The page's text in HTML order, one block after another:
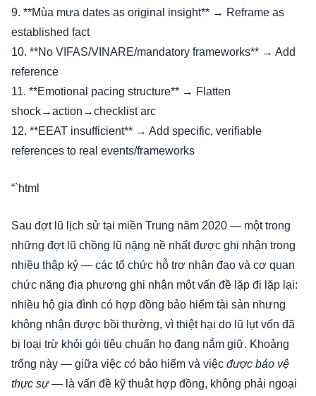
9. **Mùa mưa dates as original insight** → Reframe as
established fact
10. **No VIFAS/VINARE/mandatory frameworks** → Add
reference
11. **Emotional pacing structure** → Flatten
shock→action→checklist arc
12. **EEAT insufficient** → Add specific, verifiable
references to real events/frameworks
“`html
Sau đợt lũ lịch sử tại miền Trung năm 2020 — một trong
những đợt lũ chồng lũ nặng nề nhất được ghi nhận trong
nhiều thập kỷ — các tổ chức hỗ trợ nhân đạo và cơ quan
chức năng địa phương ghi nhận một vấn đề lặp đi lặp lại:
nhiều hộ gia đình có hợp đồng bảo hiểm tài sản nhưng
không nhận được bồi thường, vì thiệt hại do lũ lụt vốn đã
bị loại trừ khỏi gói tiêu chuẩn họ đang nắm giữ. Khoảng
trống này — giữa việc có bảo hiểm và việc được bảo vệ
thực sự— là vấn đề kỹ thuật hợp đồng, không phải ngoại